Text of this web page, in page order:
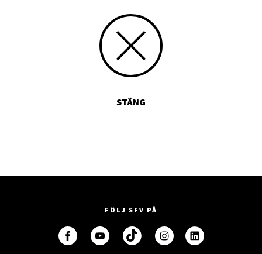
STÄNG
FÖLJ SFV PÅ